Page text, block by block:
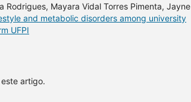
Rodrigues, Mayara Vidal Torres Pimenta, Jayne
and metabolic disorders among university
UFPI
artigo.